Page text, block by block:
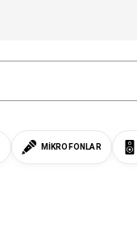
MIKROFONLAR